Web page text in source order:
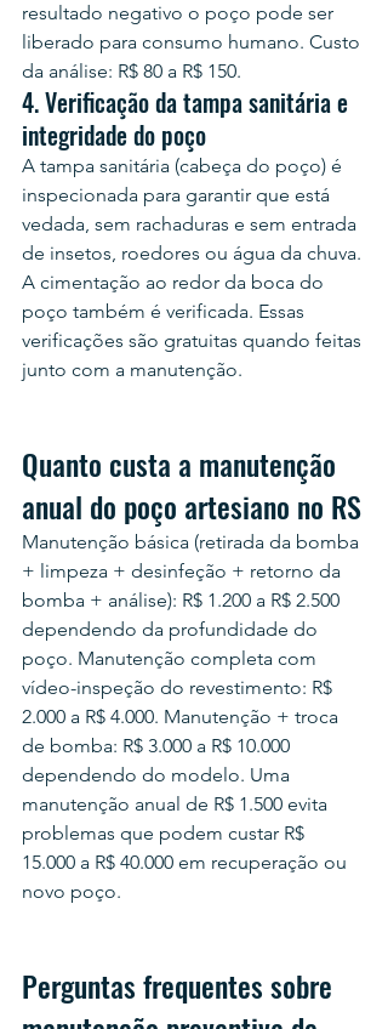
resultado negativo o poço pode ser
liberado para consumo humano. Custo
da análise: R$ 80 a R$ 150.
4. Verificação da tampa sanitária e
integridade do poço
A tampa sanitária (cabeça do poço) é
inspecionada para garantir que está
vedada, sem rachaduras e sem entrada
de insetos, roedores ou água da chuva.
A cimentação ao redor da boca do
poço também é verificada. Essas
verificações são gratuitas quando feitas
junto com a manutenção.
Quanto custa a manutenção
anual do poço artesiano no RS
Manutenção básica (retirada da bomba
+ limpeza + desinfeção + retorno da
bomba + análise): R$ 1.200 a R$ 2.500
dependendo da profundidade do
poço. Manutenção completa com
vídeo-inspeção do revestimento: R$
2.000 a R$ 4.000. Manutenção + troca
de bomba: R$ 3.000 a R$ 10.000
dependendo do modelo. Uma
manutenção anual de R$ 1.500 evita
problemas que podem custar R$
15.000 a R$ 40.000 em recuperação ou
novo poço.
Perguntas frequentes sobre